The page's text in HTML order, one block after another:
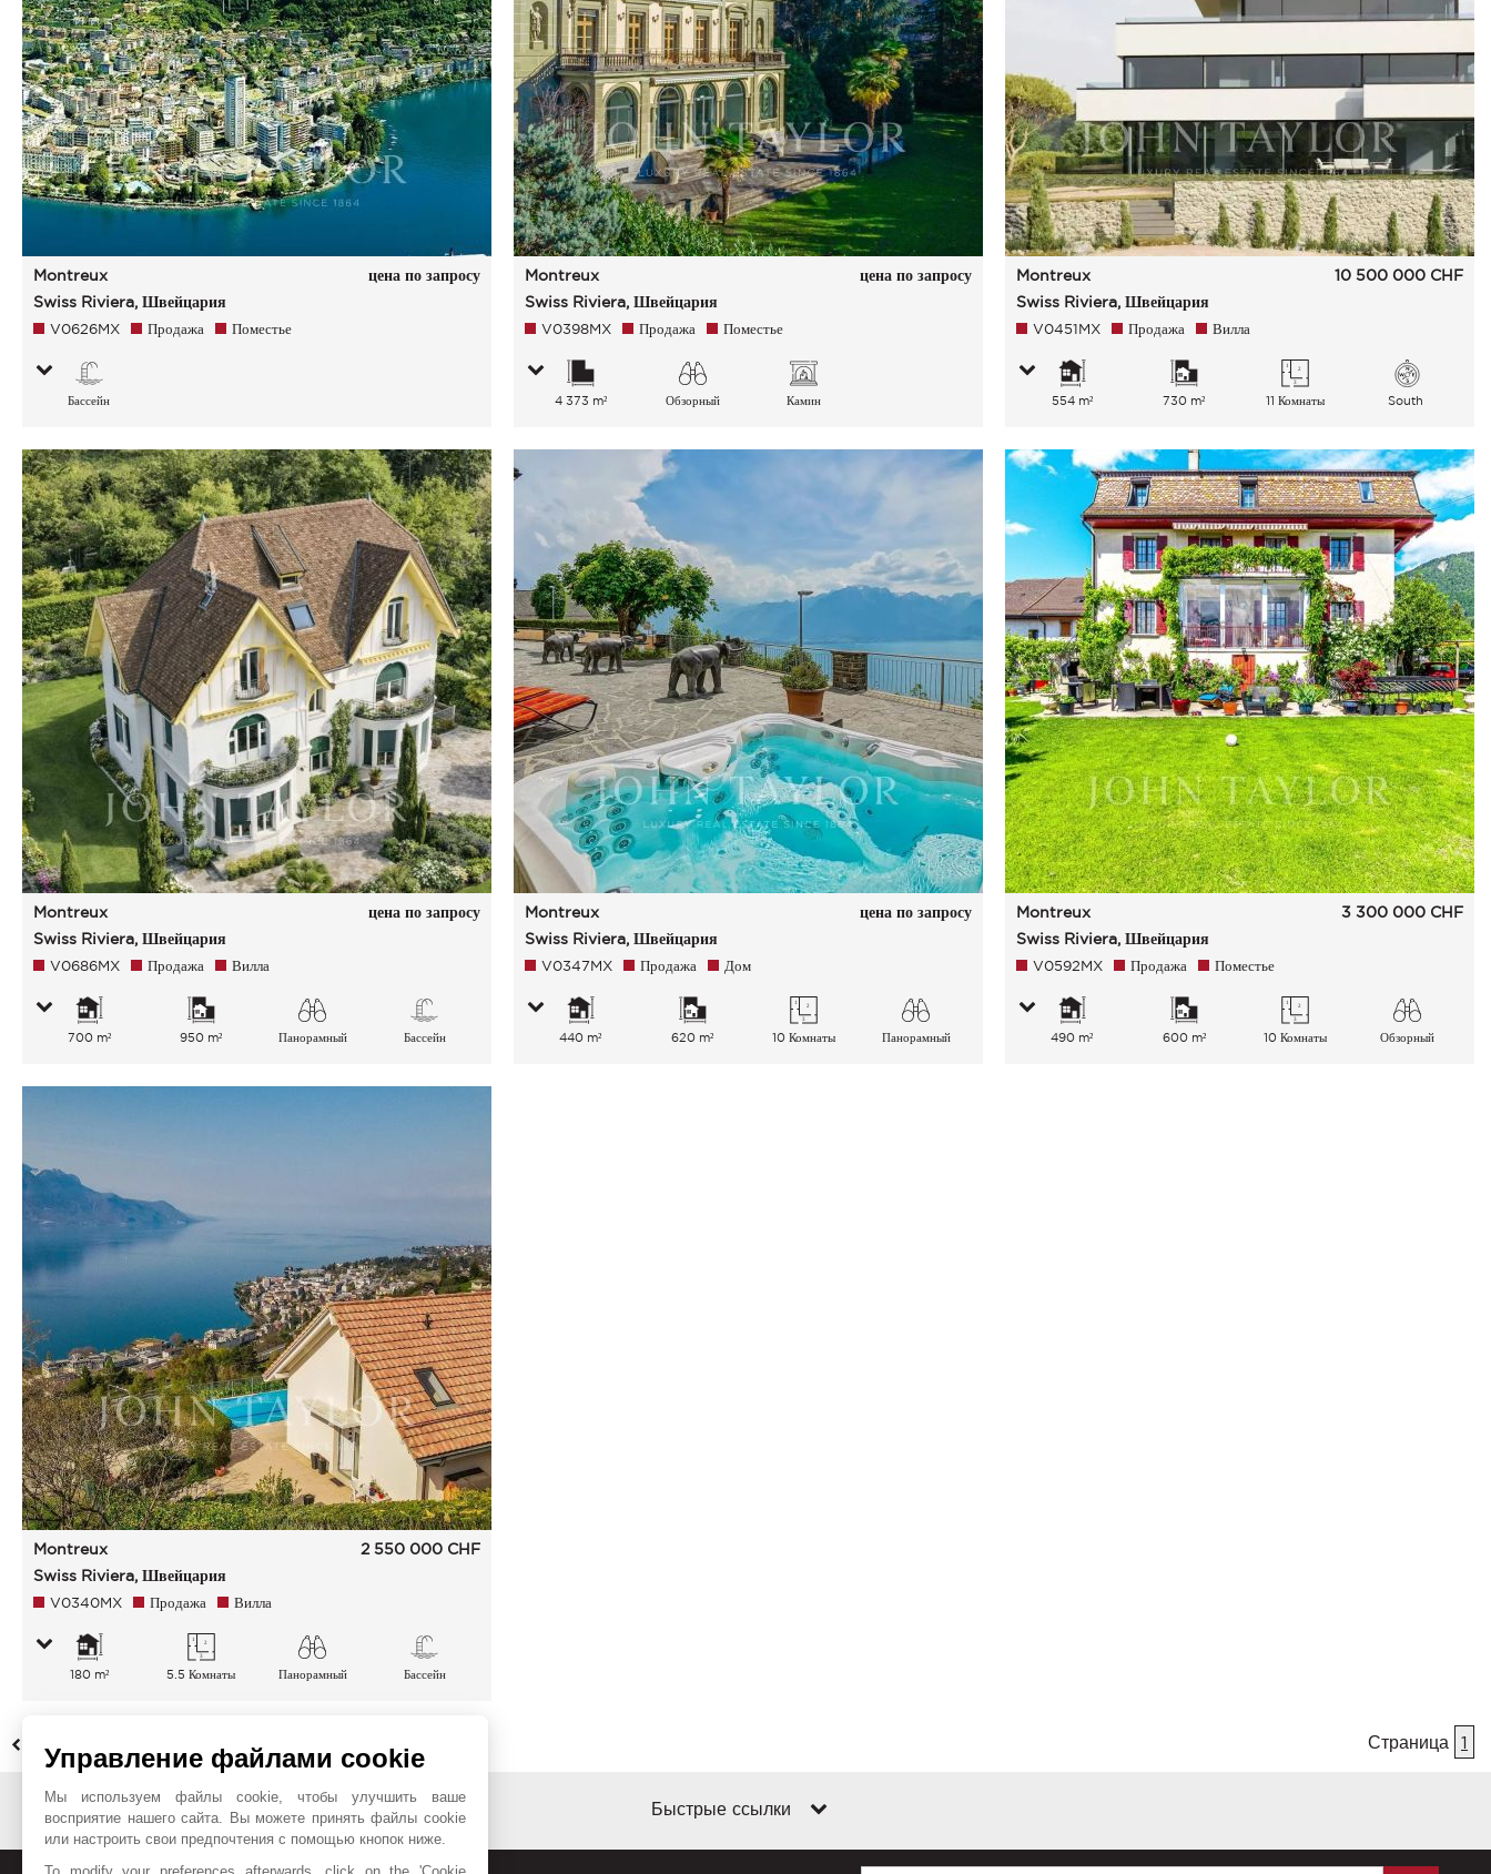
Montreux
Swiss Riviera, Швейцария
цена по запросу
V0626MX Продажа Поместье
Бассейн
Montreux
Swiss Riviera, Швейцария
цена по запросу
V0398MX Продажа Поместье
4 373 m²
Обзорный
Камин
Montreux
Swiss Riviera, Швейцария
10 500 000 CHF
V0451MX Продажа Вилла
554 m² 730 m² 11 Комнаты South
Montreux
Swiss Riviera, Швейцария
цена по запросу
V0686MX Продажа Вилла
700 m² 950 m²
Панорамный
Бассейн
Montreux
Swiss Riviera, Швейцария
цена по запросу
V0347MX Продажа Дом
440 m² 620 m² 10 Комнаты
Панорамный
Montreux
Swiss Riviera, Швейцария
3 300 000 CHF
V0592MX Продажа Поместье
490 m² 600 m² 10 Комнаты
Обзорный
Montreux
Swiss Riviera, Швейцария
2 550 000 CHF
V0340MX Продажа Вилла
180 m² 5.5 Комнаты
Панорамный
Бассейн
НАЗАД Страница 1
Быстрые ссылки
Управление файлами cookie
Мы используем файлы cookie, чтобы улучшить ваше
восприятие нашего сайта. Вы можете принять файлы cookie
или настроить свои предпочтения с помощью кнопок ниже.
To modify your preferences afterwards, click on the 'Cookie